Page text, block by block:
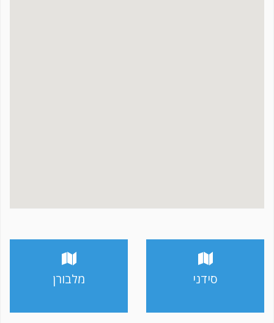
סידני מלבורן